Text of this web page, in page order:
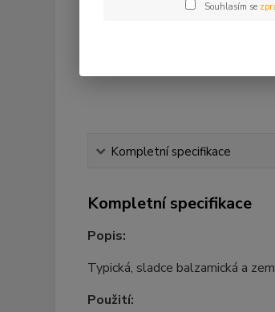
Kompletní specifikace
Kompletní specifikace
Popis:
Typická, sladce balzamická a
Použití:
Souhlasím se